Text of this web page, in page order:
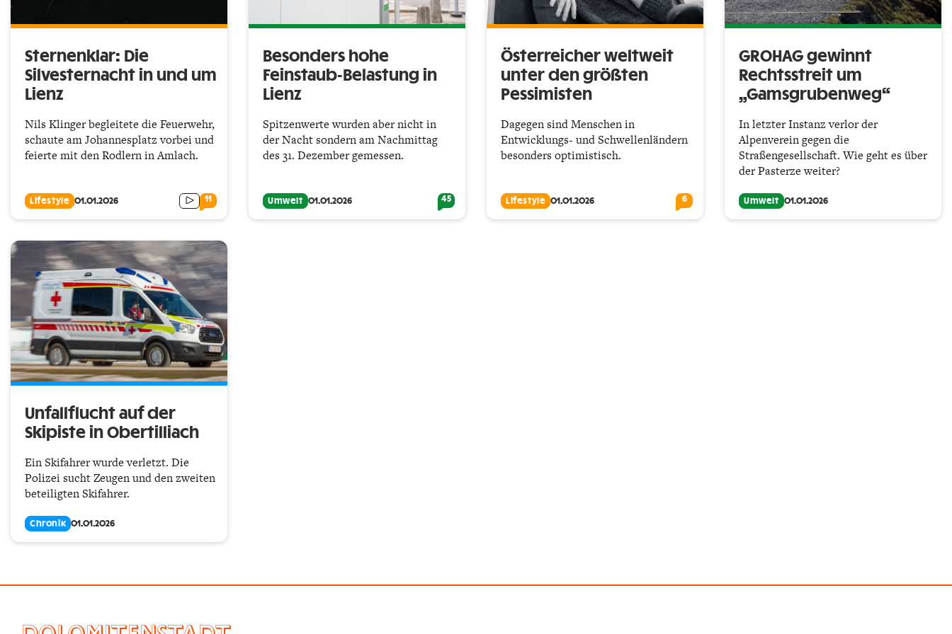
Sternenklar: Die
Silvesternacht in und um
Lienz
Nils Klinger begleitete die Feuerwehr,
schaute am Johannesplatz vorbei und
feierte mit den Rodlern in Amlach.
Lifestyle 01.01.2026 11
Besonders hohe
Feinstaub-Belastung in
Lienz
Spitzenwerte wurden aber nicht in
der Nacht sondern am Nachmittag
des 31. Dezember gemessen.
Umwelt 01.01.2026 45
Österreicher weltweit
unter den größten
Pessimisten
Dagegen sind Menschen in
Entwicklungs- und Schwellenländern
besonders optimistisch.
Lifestyle 01.01.2026 6
GROHAG gewinnt
Rechtsstreit um
„Gamsgrubenweg“
In letzter Instanz verlor der
Alpenverein gegen die
Straßengesellschaft. Wie geht es über
der Pasterze weiter?
Umwelt 01.01.2026
Unfallflucht auf der
Skipiste in Obertilliach
Ein Skifahrer wurde verletzt. Die
Polizei sucht Zeugen und den zweiten
beteiligten Skifahrer.
Chronik 01.01.2026